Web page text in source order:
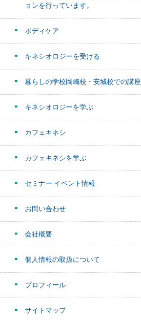
ョンを行っています。
ボディケア
キネシオロジーを受ける
暮らしの学校岡崎校・安城校での講座
キネシオロジーを学ぶ
カフェキネシ
カフェキネシを学ぶ
セミナー イベント情報
お問い合わせ
会社概要
個人情報の取扱について
プロフィール
サイトマップ